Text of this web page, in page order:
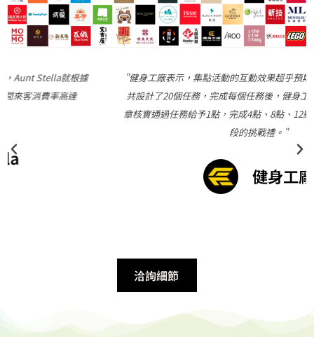
"健身工廠表示，集點活動的互動效果超乎預期、非常踴躍，活動一
共設計了20個任務，完成每個任務後，健身工廠同仁會使用智慧印
章核實通過任務給予1點，完成4點、8點、12點後可分別獲得不同階
健身工廠
洽詢細節